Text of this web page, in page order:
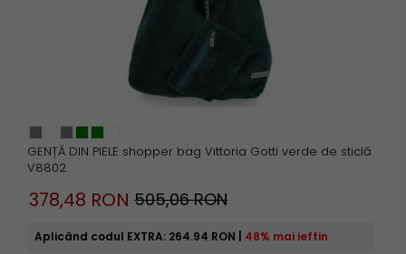
GENȚĂ DIN PIELE shopper bag Vittoria Gotti verde de sticlă
V8802
378,48 RON 505,06 RON
Aplicând codul EXTRA: 264.94 RON 48% mai ieftin